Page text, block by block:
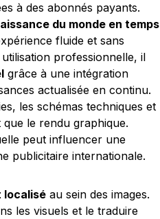
à des abonnés payants.
du monde en temps
fluide et sans
professionnelle, il
grâce à une intégration
actualisée en continu.
les schémas techniques et
le rendu graphique.
peut influencer une
publicitaire internationale.
localisé au sein des images.
les visuels et le traduire